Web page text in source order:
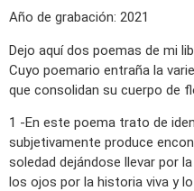
Año de grabación: 2021
Dejo aquí dos poemas de mi
Cuyo poemario entraña la
que consolidan su cuerpo de
1 -En este poema trato de
subjetivamente produce
soledad dejándose llevar por
los ojos por la historia viva y